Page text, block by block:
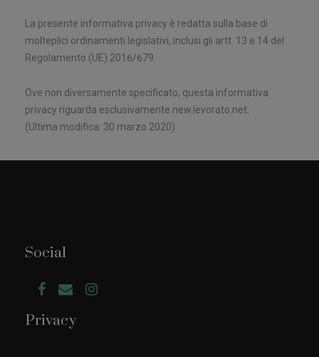
La presente informativa privacy è redatta sulla base di
molteplici ordinamenti legislativi, inclusi gli artt. 13 e 14 del
Regolamento (UE) 2016/679.
Ove non diversamente specificato, questa informativa
privacy riguarda esclusivamente new.levorato.net.
(Ultima modifica: 30 marzo 2020)
Social
Privacy